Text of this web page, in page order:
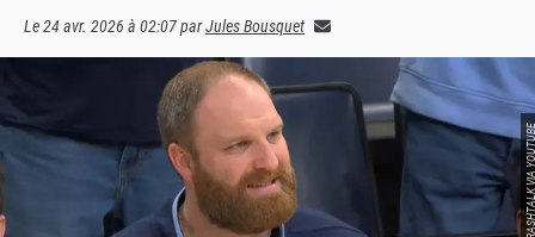
Le24 avr. 2026 à 02:07parJules Bousquet